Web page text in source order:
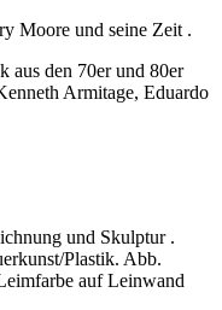
Moore und seine Zeit .
aus den 70er und 80er
Armitage, Eduardo
und Skulptur .
Plastik. Abb.
auf Leinwand